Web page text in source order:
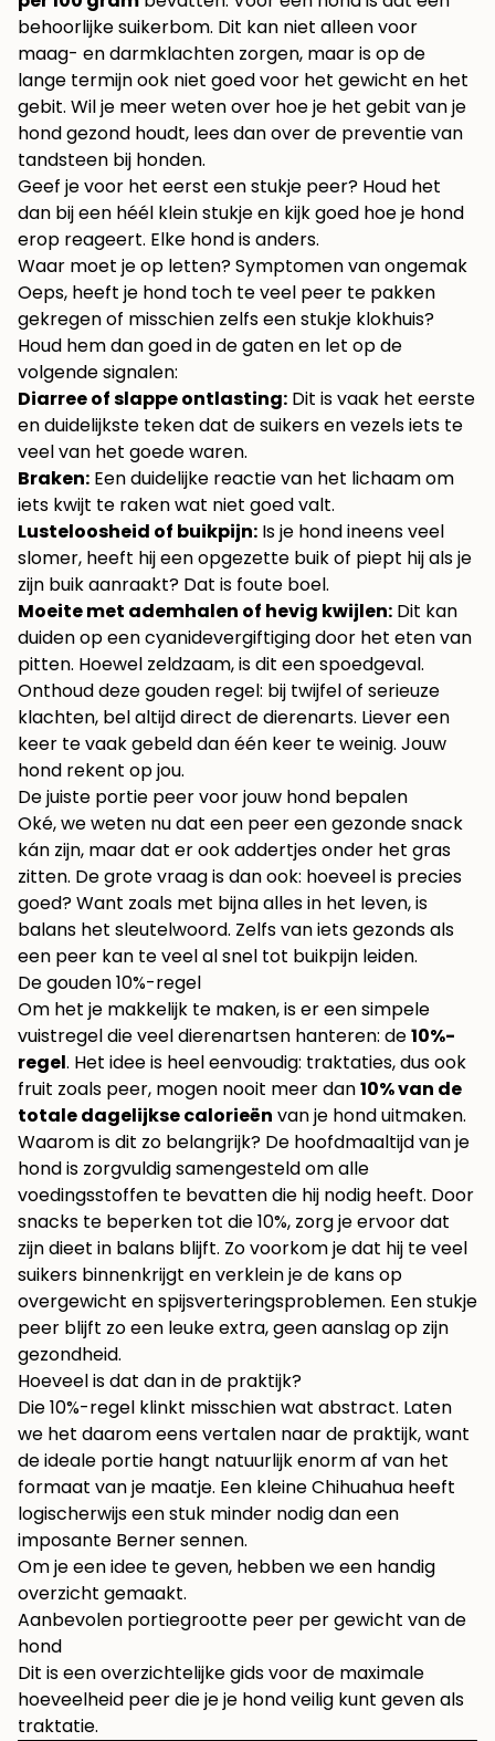
behoorlijke suikerbom. Dit kan niet alleen voor
maag- en darmklachten zorgen, maar is op de
lange termijn ook niet goed voor het gewicht en het
gebit. Wil je meer weten over hoe je het gebit van je
hond gezond houdt, lees dan over de preventie van
tandsteen bij honden.
Geef je voor het eerst een stukje peer? Houd het
dan bij een héél klein stukje en kijk goed hoe je hond
erop reageert. Elke hond is anders.
Waar moet je op letten? Symptomen van ongemak
Oeps, heeft je hond toch te veel peer te pakken
gekregen of misschien zelfs een stukje klokhuis?
Houd hem dan goed in de gaten en let op de
volgende signalen:
Diarree of slappe ontlasting: Dit is vaak het eerste
en duidelijkste teken dat de suikers en vezels iets te
veel van het goede waren.
Braken: Een duidelijke reactie van het lichaam om
iets kwijt te raken wat niet goed valt.
Lusteloosheid of buikpijn: Is je hond ineens veel
slomer, heeft hij een opgezette buik of piept hij als je
zijn buik aanraakt? Dat is foute boel.
Moeite met ademhalen of hevig kwijlen: Dit kan
duiden op een cyanidevergiftiging door het eten van
pitten. Hoewel zeldzaam, is dit een spoedgeval.
Onthoud deze gouden regel: bij twijfel of serieuze
klachten, bel altijd direct de dierenarts. Liever een
keer te vaak gebeld dan één keer te weinig. Jouw
hond rekent op jou.
De juiste portie peer voor jouw hond bepalen
Oké, we weten nu dat een peer een gezonde snack
kán zijn, maar dat er ook addertjes onder het gras
zitten. De grote vraag is dan ook: hoeveel is precies
goed? Want zoals met bijna alles in het leven, is
balans het sleutelwoord. Zelfs van iets gezonds als
een peer kan te veel al snel tot buikpijn leiden.
De gouden 10%-regel
Om het je makkelijk te maken, is er een simpele
vuistregel die veel dierenartsen hanteren: de10%-
regel. Het idee is heel eenvoudig: traktaties, dus ook
fruit zoals peer, mogen nooit meer dan10% van de
totale dagelijkse calorieën van je hond uitmaken.
Waarom is dit zo belangrijk? De hoofdmaaltijd van je
hond is zorgvuldig samengesteld om alle
voedingsstoffen te bevatten die hij nodig heeft. Door
snacks te beperken tot die 10%, zorg je ervoor dat
zijn dieet in balans blijft. Zo voorkom je dat hij te veel
suikers binnenkrijgt en verklein je de kans op
overgewicht en spijsverteringsproblemen. Een stukje
peer blijft zo een leuke extra, geen aanslag op zijn
gezondheid.
Hoeveel is dat dan in de praktijk?
Die 10%-regel klinkt misschien wat abstract. Laten
we het daarom eens vertalen naar de praktijk, want
de ideale portie hangt natuurlijk enorm af van het
formaat van je maatje. Een kleine Chihuahua heeft
logischerwijs een stuk minder nodig dan een
imposante Berner sennen.
Om je een idee te geven, hebben we een handig
overzicht gemaakt.
Aanbevolen portiegrootte peer per gewicht van de
hond
Dit is een overzichtelijke gids voor de maximale
hoeveelheid peer die je je hond veilig kunt geven als
traktatie.